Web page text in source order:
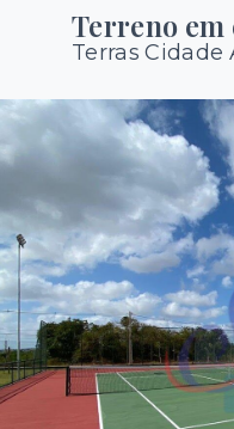
Terreno em
Terras Cidade